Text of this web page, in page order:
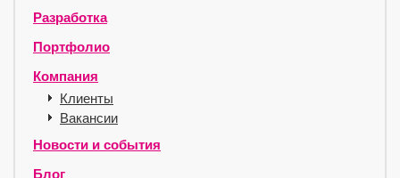
Разработка
Портфолио
Компания
Клиенты
Вакансии
Новости и события
Блог